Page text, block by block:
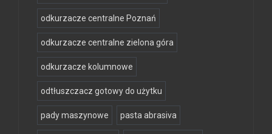
odkurzacze centralne Poznań
odkurzacze centralne zielona góra
odkurzacze kolumnowe
odtłuszczacz gotowy do użytku
pady maszynowe pasta abrasiva